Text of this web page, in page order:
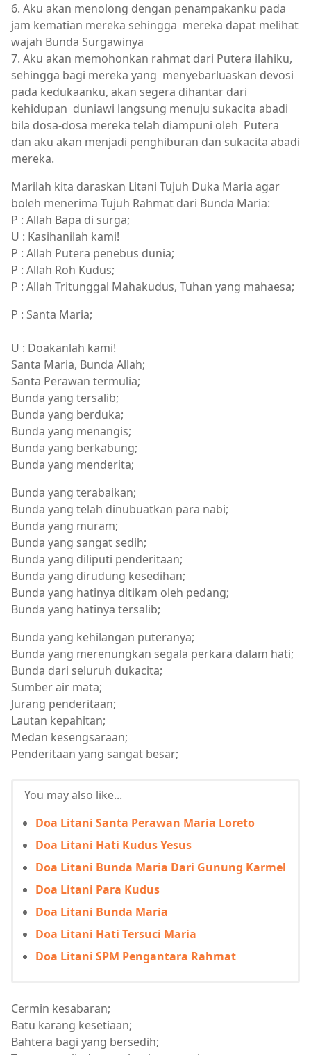
6. Aku akan menolong dengan penampakanku pada
jam kematian mereka sehingga mereka dapat melihat
wajah Bunda Surgawinya
7. Aku akan memohonkan rahmat dari Putera ilahiku,
sehingga bagi mereka yang menyebarluaskan devosi
pada kedukaanku, akan segera dihantar dari
kehidupan duniawi langsung menuju sukacita abadi
bila dosa-dosa mereka telah diampuni oleh Putera
dan aku akan menjadi penghiburan dan sukacita abadi
mereka.
Marilah kita daraskan Litani Tujuh Duka Maria agar
boleh menerima Tujuh Rahmat dari Bunda Maria:
P : Allah Bapa di surga;
U : Kasihanilah kami!
P : Allah Putera penebus dunia;
P : Allah Roh Kudus;
P : Allah Tritunggal Mahakudus, Tuhan yang mahaesa;
P : Santa Maria;
U : Doakanlah kami!
Santa Maria, Bunda Allah;
Santa Perawan termulia;
Bunda yang tersalib;
Bunda yang berduka;
Bunda yang menangis;
Bunda yang berkabung;
Bunda yang menderita;
Bunda yang terabaikan;
Bunda yang telah dinubuatkan para nabi;
Bunda yang muram;
Bunda yang sangat sedih;
Bunda yang diliputi penderitaan;
Bunda yang dirudung kesedihan;
Bunda yang hatinya ditikam oleh pedang;
Bunda yang hatinya tersalib;
Bunda yang kehilangan puteranya;
Bunda yang merenungkan segala perkara dalam hati;
Bunda dari seluruh dukacita;
Sumber air mata;
Jurang penderitaan;
Lautan kepahitan;
Medan kesengsaraan;
Penderitaan yang sangat besar;
You may also like...
Doa Litani Santa Perawan Maria Loreto
Doa Litani Hati Kudus Yesus
Doa Litani Bunda Maria Dari Gunung Karmel
Doa Litani Para Kudus
Doa Litani Bunda Maria
Doa Litani Hati Tersuci Maria
Doa Litani SPM Pengantara Rahmat
Cermin kesabaran;
Batu karang kesetiaan;
Bahtera bagi yang bersedih;